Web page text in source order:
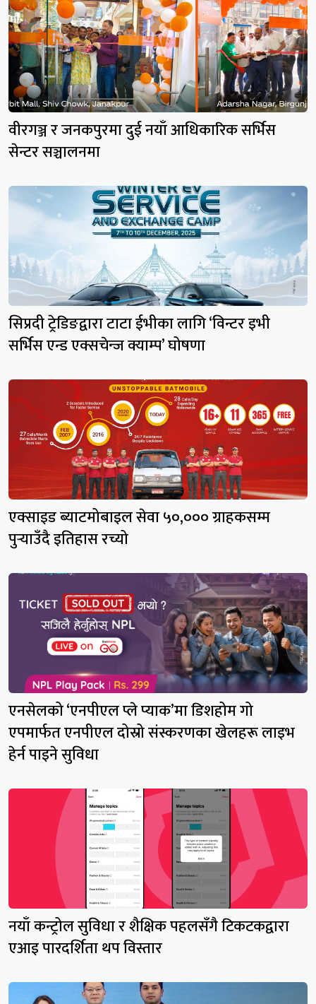
वीरगञ्ज र जनकपुरमा दुई नयाँ आधिकारिक सर्भिस
सेन्टर सञ्चालनमा
सिप्रदी ट्रेडिङद्वारा टाटा ईभीका लागि ‘विन्टर इभी
सर्भिस एन्ड एक्सचेन्ज क्याम्प’ घोषणा
एक्साइड ब्याटमोबाइल सेवा ५०,००० ग्राहकसम्म
पुर्‍याउँदै इतिहास रच्यो
एनसेलको ‘एनपीएल प्ले प्याक’मा डिशहोम गो
एपमार्फत एनपीएल दोस्रो संस्करणका खेलहरू लाइभ
हेर्न पाइने सुविधा
नयाँ कन्ट्रोल सुविधा र शैक्षिक पहलसँगै टिकटकद्वारा
एआइ पारदर्शिता थप विस्तार